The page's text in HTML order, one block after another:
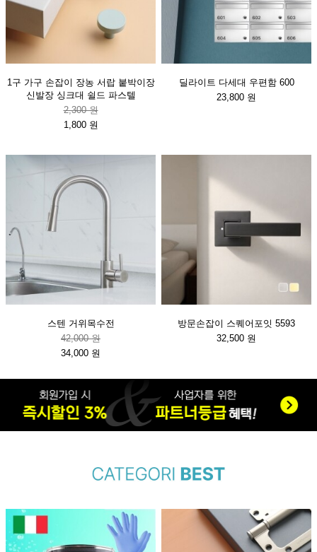
1구 가구 손잡이 장농 서랍 붙박이장
신발장 싱크대 쉴드 파스텔
2,300 원
1,800 원
딜라이트 다세대 우편함 600
23,800 원
스텐 거위목수전
42,000 원
34,000 원
방문손잡이 스퀘어포잇 5593
32,500 원